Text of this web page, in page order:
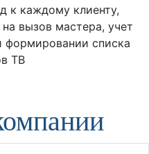
к каждому клиенту,
вызов мастера, учет
формировании списка
ТВ